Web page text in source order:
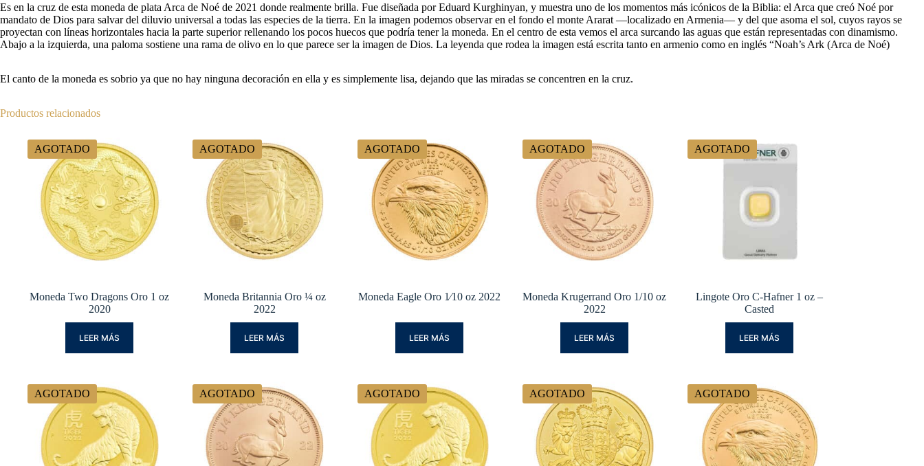
Es en la cruz de esta moneda de plata Arca de Noé de 2021 donde realmente brilla. Fue diseñada por Eduard Kurghinyan, y muestra uno de los momentos más icónicos de la Biblia: el Arca que creó Noé por
mandato de Dios para salvar del diluvio universal a todas las especies de la tierra. En la imagen podemos observar en el fondo el monte Ararat —localizado en Armenia— y del que asoma el sol, cuyos rayos se
proyectan con líneas horizontales hacia la parte superior rellenando los pocos huecos que podría tener la moneda. En el centro de esta vemos el arca surcando las aguas que están representadas con dinamismo.
Abajo a la izquierda, una paloma sostiene una rama de olivo en lo que parece ser la imagen de Dios. La leyenda que rodea la imagen está escrita tanto en armenio como en inglés “Noah’s Ark (Arca de Noé)
El canto de la moneda es sobrio ya que no hay ninguna decoración en ella y es simplemente lisa, dejando que las miradas se concentren en la cruz.
Productos relacionados
AGOTADO
Moneda Two Dragons Oro 1 oz
2020
LEER MÁS
AGOTADO
Moneda Britannia Oro ¼ oz
2022
LEER MÁS
AGOTADO
Moneda Eagle Oro 1⁄10 oz 2022
LEER MÁS
AGOTADO
Moneda Krugerrand Oro 1/10 oz
2022
LEER MÁS
AGOTADO
Lingote Oro C-Hafner 1 oz –
Casted
LEER MÁS
AGOTADO AGOTADO AGOTADO AGOTADO AGOTADO